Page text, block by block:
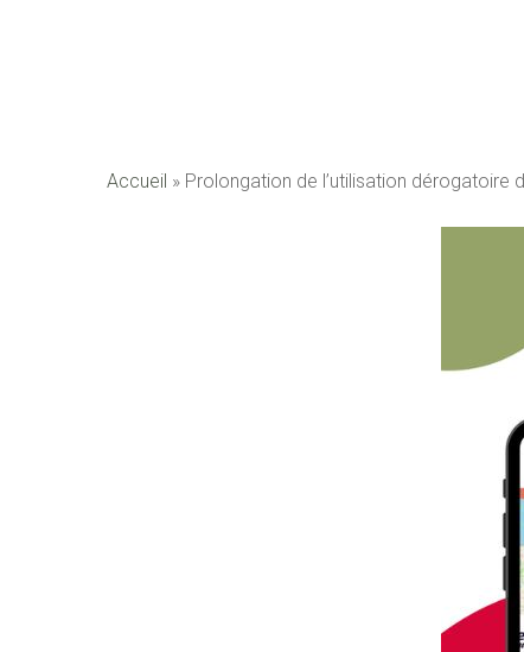
Accueil » Prolongation de l’utilisation dérogatoire